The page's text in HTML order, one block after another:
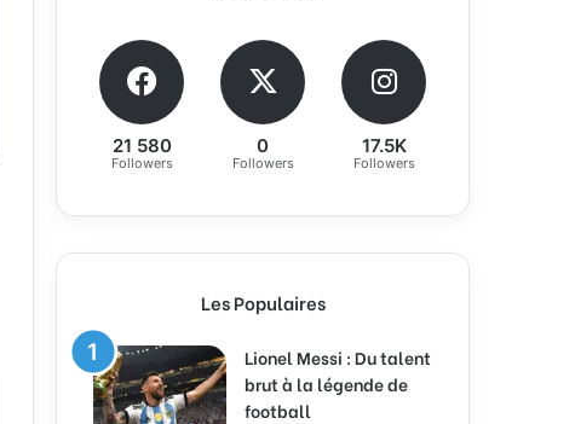
21 580
Followers
0
Followers
17.5K
Followers
Les Populaires
Lionel Messi : Du talent
brut à la légende de
football